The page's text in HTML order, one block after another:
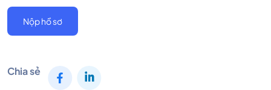
Nộp hồ sơ
Chia sẻ